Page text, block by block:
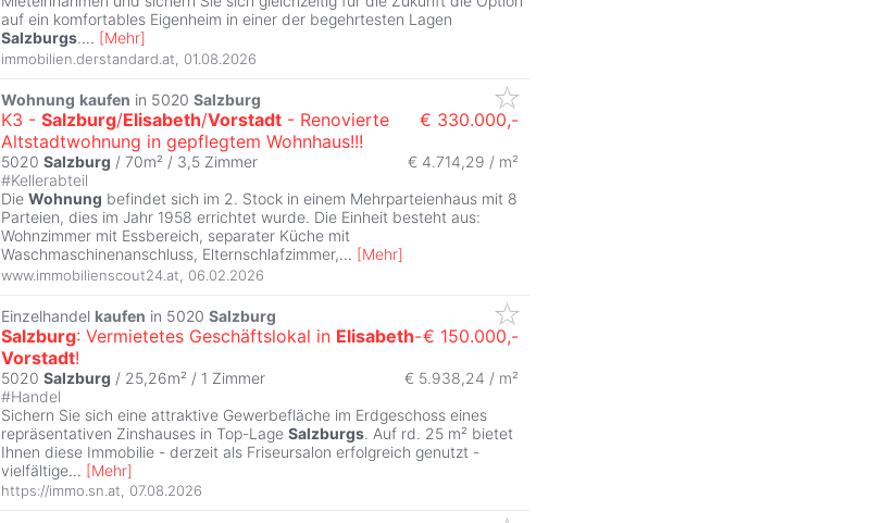
auf ein komfortables Eigenheim in einer der begehrtesten Lagen
Salzburgs.... [Mehr]
immobilien.derstandard.at 01.08.2026
Wohnung kaufen in 5020 Salzburg
K3 - Salzburg/Elisabeth/Vorstadt - Renovierte
Altstadtwohnung in gepflegtem Wohnhaus!!!
€ 330.000,-
5020 Salzburg / 70m² / 3,5 Zimmer
€ 4.714,29 / m²
#Kellerabteil
Die Wohnung befindet sich im 2. Stock in einem Mehrparteienhaus mit 8
Parteien, dies im Jahr 1958 errichtet wurde. Die Einheit besteht aus:
Wohnzimmer mit Essbereich, separater Küche mit
Waschmaschinenanschluss, Elternschlafzimmer,... [Mehr]
www.immobilienscout24.at 06.02.2026
Einzelhandel kaufen in 5020 Salzburg
Salzburg: Vermietetes Geschäftslokal in Elisabeth-
Vorstadt!
€ 150.000,-
5020 Salzburg / 25,26m² / 1 Zimmer
€ 5.938,24 / m²
#Handel
Sichern Sie sich eine attraktive Gewerbefläche im Erdgeschoss eines
repräsentativen Zinshauses in Top-Lage Salzburgs. Auf rd. 25 m² bietet
Ihnen diese Immobilie - derzeit als Friseursalon erfolgreich genutzt -
vielfältige... [Mehr]
https://immo.sn.at 07.08.2026